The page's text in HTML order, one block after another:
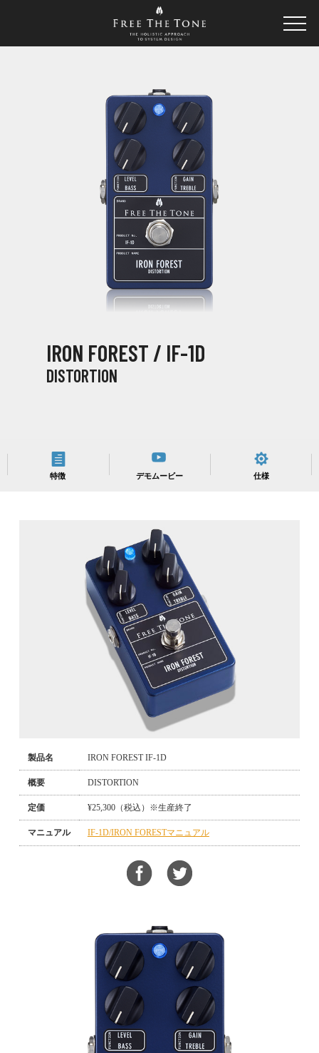
IRON FOREST / IF-1D
DISTORTION
特徴 デモムービー 仕様
製品名 IRON FOREST IF-1D
概要 DISTORTION
定価 ¥25,300（税込）※生産終了
マニュアル IF-1D/IRON FORESTマニュアル